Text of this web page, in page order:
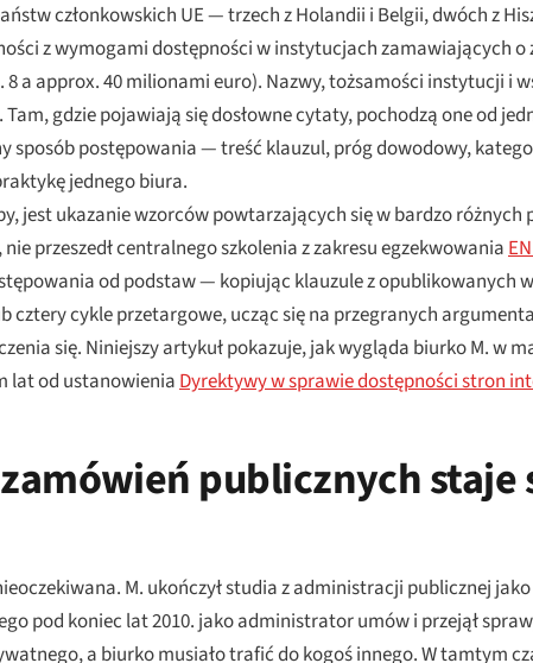
członkowskich UE — trzech z Holandii i Belgii, dwóch z
z wymogami dostępności w instytucjach zamawiających o
a approx. 40 milionami euro). Nazwy, tożsamości instytucji i
gdzie pojawiają się dosłowne cytaty, pochodzą one od
sposób postępowania — treść klauzul, próg dowodowy,
jednego biura.
jest ukazanie wzorców powtarzających się w bardzo różnych
przeszedł centralnego szkolenia z zakresu egzekwowania
od podstaw — kopiując klauzule z opublikowanych
cykle przetargowe, ucząc się na przegranych
się. Niniejszy artykuł pokazuje, jak wygląda biurko M. w
lat od ustanowieniaDyrektywy w sprawie dostępności stron
publicznych staje
M. ukończył studia z administracji publicznej
pod koniec lat 2010. jako administrator umów i przejął
a biurko musiało trafić do kogoś innego. W tamtym